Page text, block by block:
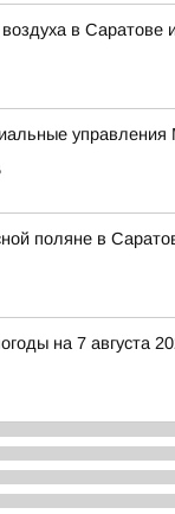
в Саратове
управления
поляне в
на 7 августа